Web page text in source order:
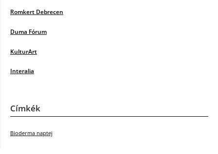
Romkert Debrecen
Duma Fórum
KulturArt
Interalia
Címkék
Bioderma naptej